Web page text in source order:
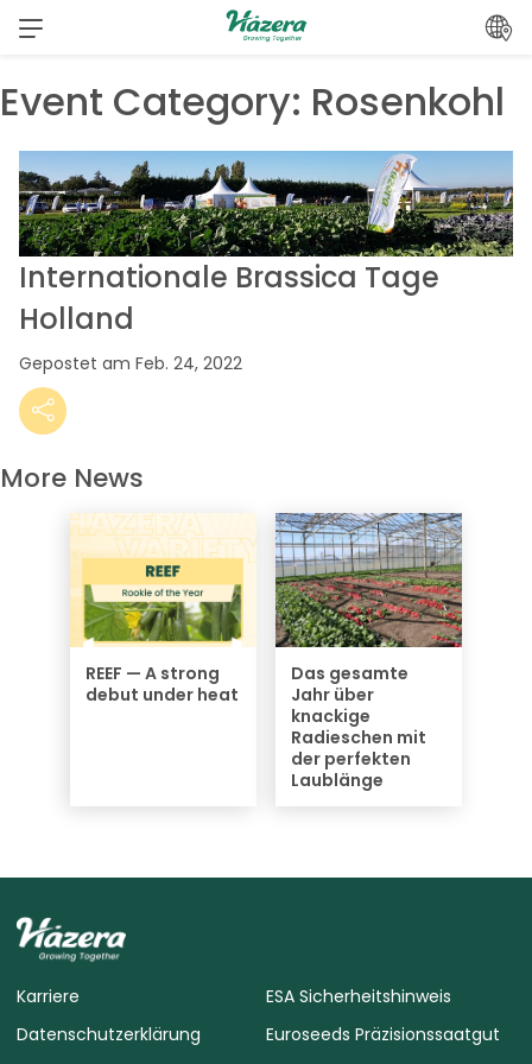
Zum
Inhalt
Event Category: Rosenkohl
Internationale Brassica Tage
Holland
Gepostet am Feb. 24, 2022
More News
REEF — A strong
debut under heat
Das gesamte
Jahr über
knackige
Radieschen mit
der perfekten
Laublänge
Karriere
Datenschutzerklärung
ESA Sicherheitshinweis
Euroseeds Präzisionssaatgut